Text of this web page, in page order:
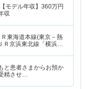
【モデル年収】 360万円
収
Ｒ東海道本線(東京－熱
Ｒ京浜東北線「横浜
と患者さまからお預か
精させ…